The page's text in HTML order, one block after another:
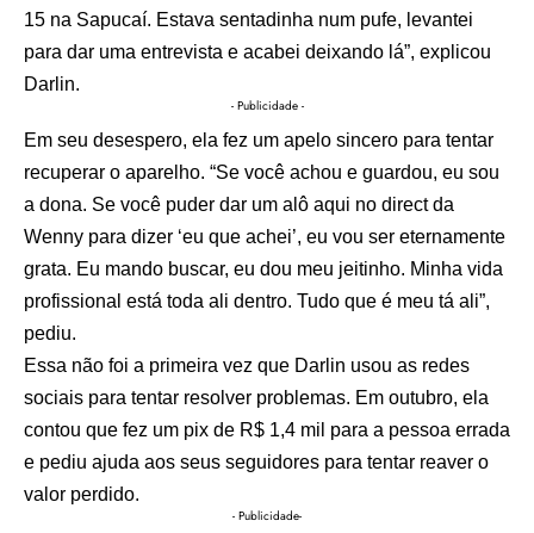
15 na Sapucaí. Estava sentadinha num pufe, levantei
para dar uma entrevista e acabei deixando lá”, explicou
Darlin.
- Publicidade -
Em seu desespero, ela fez um apelo sincero para tentar
recuperar o aparelho. “Se você achou e guardou, eu sou
a dona. Se você puder dar um alô aqui no direct da
Wenny para dizer ‘eu que achei’, eu vou ser eternamente
grata. Eu mando buscar, eu dou meu jeitinho. Minha vida
profissional está toda ali dentro. Tudo que é meu tá ali”,
pediu.
Essa não foi a primeira vez que Darlin usou as redes
sociais para tentar resolver problemas. Em outubro, ela
contou que fez um pix de R$ 1,4 mil para a pessoa errada
e pediu ajuda aos seus seguidores para tentar reaver o
valor perdido.
- Publicidade-